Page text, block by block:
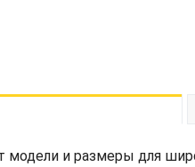
модели и размеры для